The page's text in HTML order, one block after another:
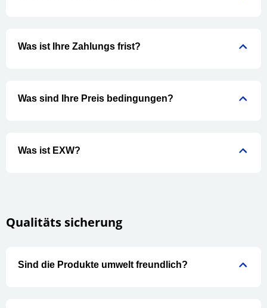
Was ist Ihre Zahlungs frist?
Was sind Ihre Preis bedingungen?
Was ist EXW?
Qualitäts sicherung
Sind die Produkte umwelt freundlich?